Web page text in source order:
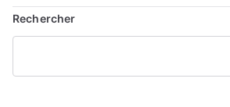
Rechercher